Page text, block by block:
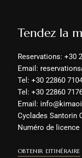
Tendez la
Reservations: +30
Email:
Tel: +30 22860
Tel: +30 22860
Email:
Cyclades Santorin
Numéro de licence
OBTENIR L'ITINÉRAIRE